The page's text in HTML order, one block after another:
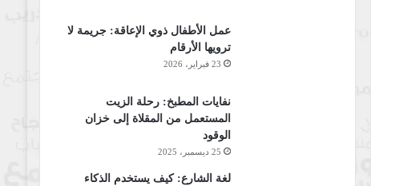
عمل الأطفال ذوي الإعاقة: جريمة لا
ترويها الأرقام
23 فبراير، 2026
نفايات المطبخ: رحلة الزيت
المستعمل من المقلاة إلى خزان
الوقود
25 ديسمبر، 2025
لغة الشارع: كيف يستخدم الذكاء